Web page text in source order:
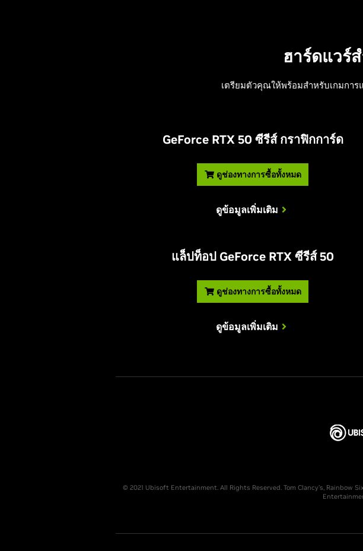
ฮาร์ดแวร์
เตรียมตัวคุณให้พร้อมสำหรับเกมกา
GeForce RTX 50 ซีรีส์ กราฟิกการ์ด
ดูช่องทางการซื้อทั้งหมด
ดูข้อมูลเพิ่มเติม
แล็ปท็อป GeForce RTX ซีรีส์ 50
ดูช่องทางการซื้อทั้งหมด
ดูข้อมูลเพิ่มเติม
© 2021 Ubisoft Entertainment. All Rights Reserved. Tom Clancy’s,